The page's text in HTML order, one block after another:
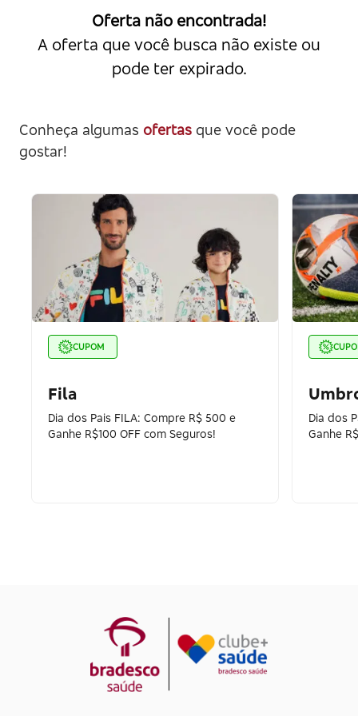
Oferta não encontrada!
A oferta que você busca não existe ou
pode ter expirado.
Conheça algumas ofertas que você pode
gostar!
CUPOM
Fila
Dia dos Pais FILA: Compre R$ 500 e
Ganhe R$100 OFF com Seguros!
Dia dos
Ganhe